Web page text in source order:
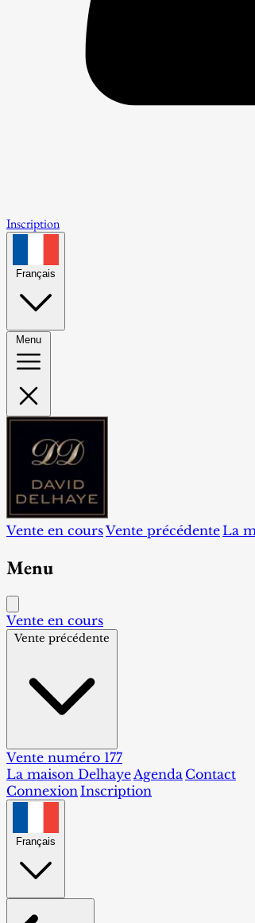
Inscription
Français
Menu
Vente en coursVente précédente La
Menu
Vente en cours
Vente précédente
Vente numéro 177
La maison DelhayeAgenda Contact
ConnexionInscription
Français